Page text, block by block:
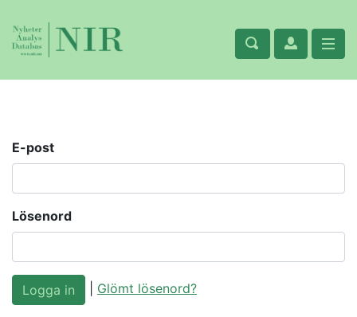
E-post
Lösenord
Glömt lösenord?